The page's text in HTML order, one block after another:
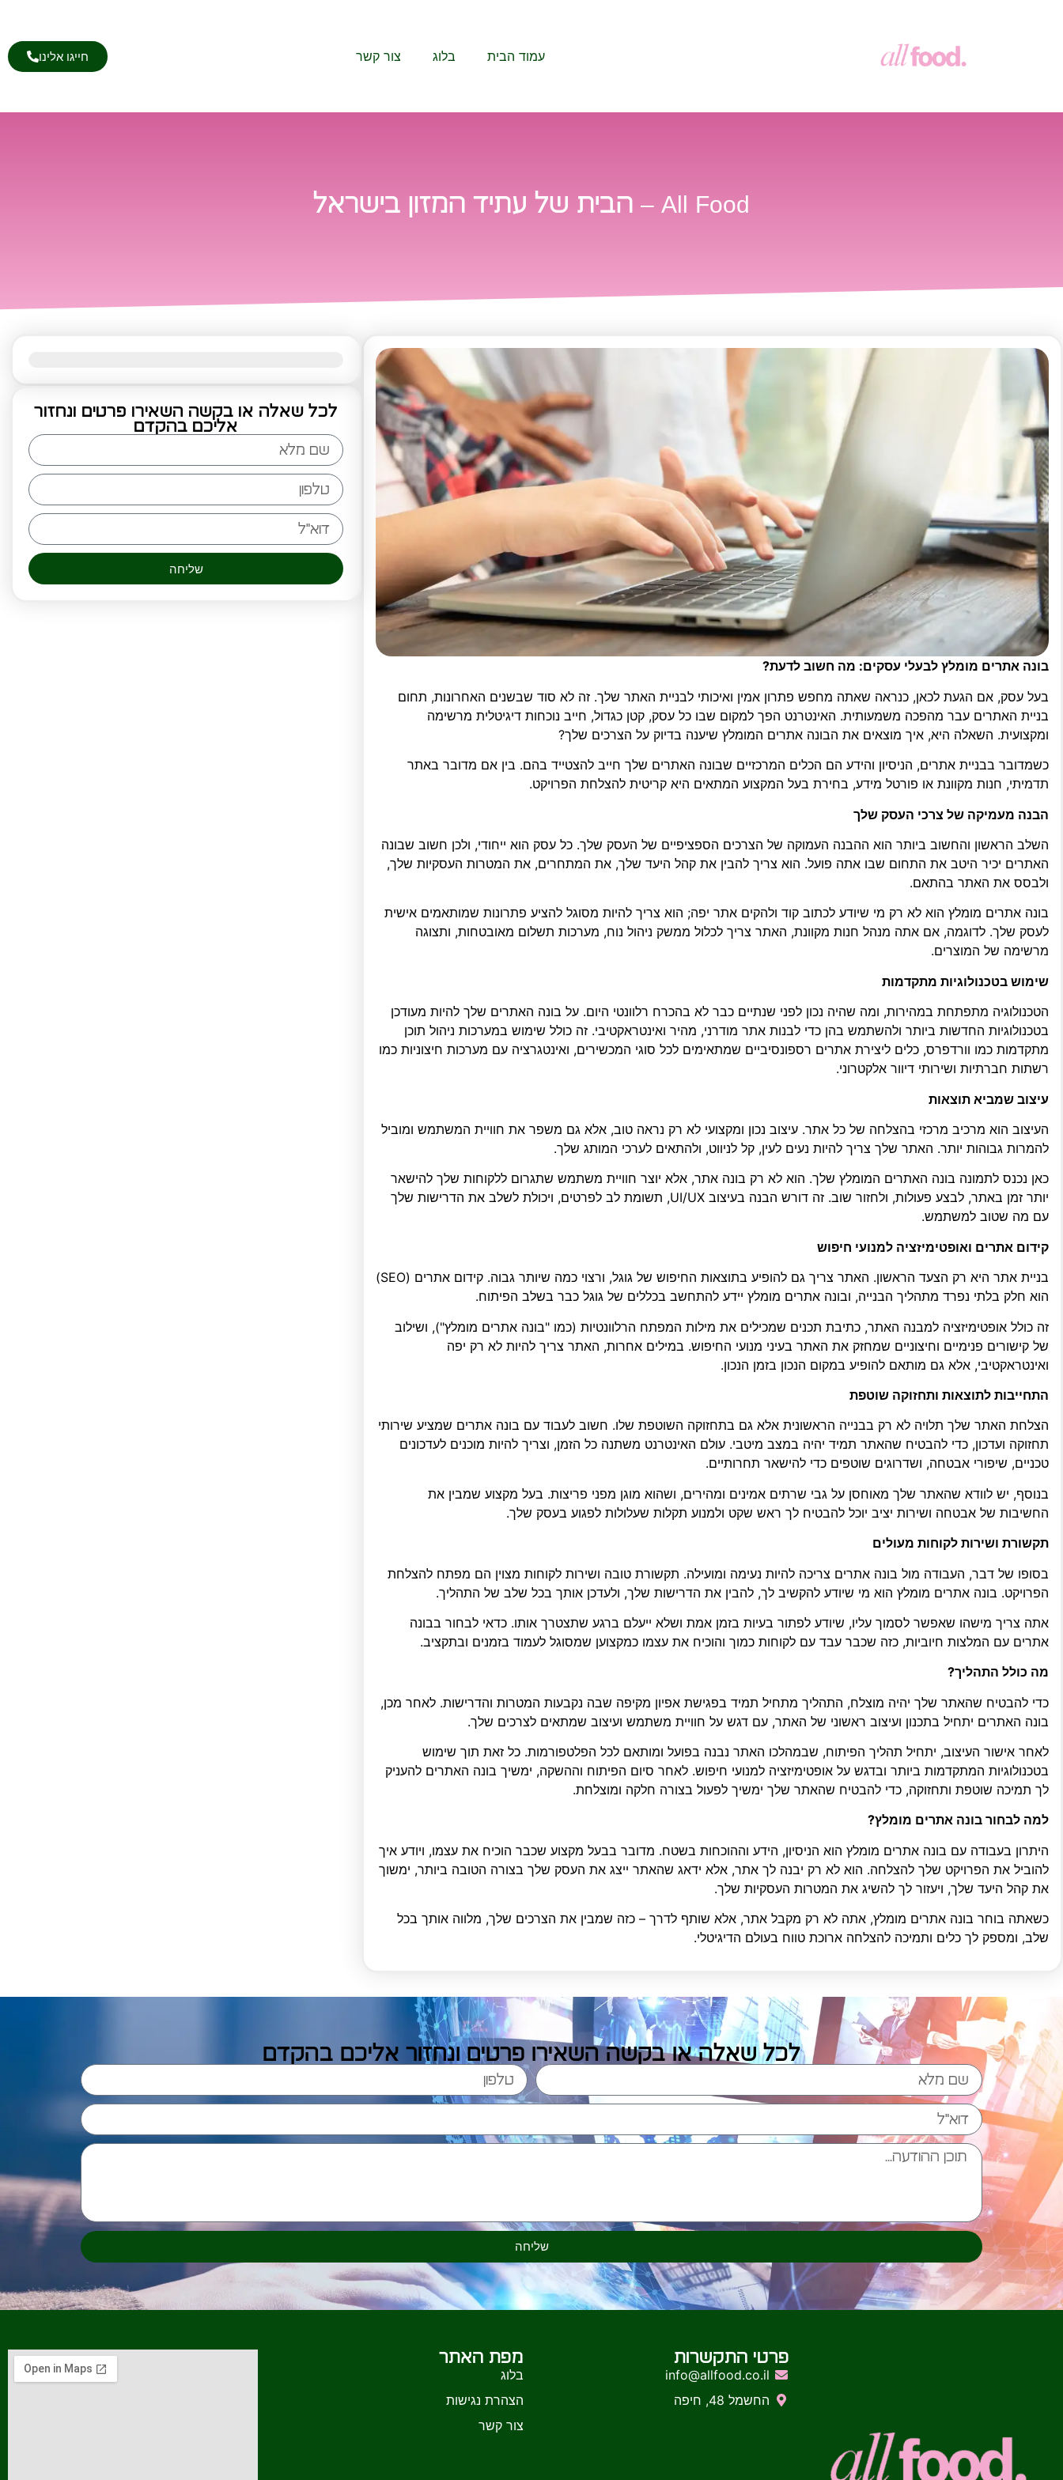
עמוד הבית בלוג צור קשר חייגו אלינו
All Food – הבית של עתיד המזון בישראל
בונה אתרים מומלץ לבעלי עסקים: מה חשוב לדעת?
בעל עסק, אם הגעת לכאן, כנראה שאתה מחפש פתרון אמין ואיכותי לבניית האתר שלך. זה לא סוד שבשנים האחרונות, תחום
בניית האתרים עבר מהפכה משמעותית. האינטרנט הפך למקום שבו כל עסק, קטן כגדול, חייב נוכחות דיגיטלית מרשימה
ומקצועית. השאלה היא, איך מוצאים את הבונה אתרים המומלץ שיענה בדיוק על הצרכים שלך?
כשמדובר בבניית אתרים, הניסיון והידע הם הכלים המרכזיים שבונה האתרים שלך חייב להצטייד בהם. בין אם מדובר באתר
תדמיתי, חנות מקוונת או פורטל מידע, בחירת בעל המקצוע המתאים היא קריטית להצלחת הפרויקט.
הבנה מעמיקה של צרכי העסק שלך
השלב הראשון והחשוב ביותר הוא ההבנה העמוקה של הצרכים הספציפיים של העסק שלך. כל עסק הוא ייחודי, ולכן חשוב שבונה
האתרים יכיר היטב את התחום שבו אתה פועל. הוא צריך להבין את קהל היעד שלך, את המתחרים, את המטרות העסקיות שלך,
ולבסס את האתר בהתאם.
בונה אתרים מומלץ הוא לא רק מי שיודע לכתוב קוד ולהקים אתר יפה; הוא צריך להיות מסוגל להציע פתרונות שמותאמים אישית
לעסק שלך. לדוגמה, אם אתה מנהל חנות מקוונת, האתר צריך לכלול ממשק ניהול נוח, מערכות תשלום מאובטחות, ותצוגה
מרשימה של המוצרים.
שימוש בטכנולוגיות מתקדמות
הטכנולוגיה מתפתחת במהירות, ומה שהיה נכון לפני שנתיים כבר לא בהכרח רלוונטי היום. על בונה האתרים שלך להיות מעודכן
בטכנולוגיות החדשות ביותר ולהשתמש בהן כדי לבנות אתר מודרני, מהיר ואינטראקטיבי. זה כולל שימוש במערכות ניהול תוכן
מתקדמות כמו וורדפרס, כלים ליצירת אתרים רספונסיביים שמתאימים לכל סוגי המכשירים, ואינטגרציה עם מערכות חיצוניות כמו
רשתות חברתיות ושירותי דיוור אלקטרוני.
עיצוב שמביא תוצאות
העיצוב הוא מרכיב מרכזי בהצלחה של כל אתר. עיצוב נכון ומקצועי לא רק נראה טוב, אלא גם משפר את חוויית המשתמש ומוביל
להמרות גבוהות יותר. האתר שלך צריך להיות נעים לעין, קל לניווט, ולהתאים לערכי המותג שלך.
כאן נכנס לתמונה בונה האתרים המומלץ שלך. הוא לא רק בונה אתר, אלא יוצר חוויית משתמש שתגרום ללקוחות שלך להישאר
יותר זמן באתר, לבצע פעולות, ולחזור שוב. זה דורש הבנה בעיצוב UI/UX, תשומת לב לפרטים, ויכולת לשלב את הדרישות שלך
עם מה שטוב למשתמש.
קידום אתרים ואופטימיזציה למנועי חיפוש
בניית אתר היא רק הצעד הראשון. האתר צריך גם להופיע בתוצאות החיפוש של גוגל, ורצוי כמה שיותר גבוה. קידום אתרים (SEO)
הוא חלק בלתי נפרד מתהליך הבנייה, ובונה אתרים מומלץ יידע להתחשב בכללים של גוגל כבר בשלב הפיתוח.
זה כולל אופטימיזציה למבנה האתר, כתיבת תכנים שמכילים את מילות המפתח הרלוונטיות (כמו "בונה אתרים מומלץ"), ושילוב
של קישורים פנימיים וחיצוניים שמחזק את האתר בעיני מנועי החיפוש. במילים אחרות, האתר צריך להיות לא רק יפה
ואינטראקטיבי, אלא גם מותאם להופיע במקום הנכון בזמן הנכון.
התחייבות לתוצאות ותחזוקה שוטפת
הצלחת האתר שלך תלויה לא רק בבנייה הראשונית אלא גם בתחזוקה השוטפת שלו. חשוב לעבוד עם בונה אתרים שמציע שירותי
תחזוקה ועדכון, כדי להבטיח שהאתר תמיד יהיה במצב מיטבי. עולם האינטרנט משתנה כל הזמן, וצריך להיות מוכנים לעדכונים
טכניים, שיפורי אבטחה, ושדרוגים שוטפים כדי להישאר תחרותיים.
בנוסף, יש לוודא שהאתר שלך מאוחסן על גבי שרתים אמינים ומהירים, ושהוא מוגן מפני פריצות. בעל מקצוע שמבין את
החשיבות של אבטחה ושירות יציב יוכל להבטיח לך ראש שקט ולמנוע תקלות שעלולות לפגוע בעסק שלך.
תקשורת ושירות לקוחות מעולים
בסופו של דבר, העבודה מול בונה אתרים צריכה להיות נעימה ומועילה. תקשורת טובה ושירות לקוחות מצוין הם מפתח להצלחת
הפרויקט. בונה אתרים מומלץ הוא מי שיודע להקשיב לך, להבין את הדרישות שלך, ולעדכן אותך בכל שלב של התהליך.
אתה צריך מישהו שאפשר לסמוך עליו, שיודע לפתור בעיות בזמן אמת ושלא ייעלם ברגע שתצטרך אותו. כדאי לבחור בבונה
אתרים עם המלצות חיוביות, כזה שכבר עבד עם לקוחות כמוך והוכיח את עצמו כמקצוען שמסוגל לעמוד בזמנים ובתקציב.
מה כולל התהליך?
כדי להבטיח שהאתר שלך יהיה מוצלח, התהליך מתחיל תמיד בפגישת אפיון מקיפה שבה נקבעות המטרות והדרישות. לאחר מכן,
בונה האתרים יתחיל בתכנון ועיצוב ראשוני של האתר, עם דגש על חוויית משתמש ועיצוב שמתאים לצרכים שלך.
לאחר אישור העיצוב, יתחיל תהליך הפיתוח, שבמהלכו האתר נבנה בפועל ומותאם לכל הפלטפורמות. כל זאת תוך שימוש
בטכנולוגיות המתקדמות ביותר ובדגש על אופטימיזציה למנועי חיפוש. לאחר סיום הפיתוח וההשקה, ימשיך בונה האתרים להעניק
לך תמיכה שוטפת ותחזוקה, כדי להבטיח שהאתר שלך ימשיך לפעול בצורה חלקה ומוצלחת.
למה לבחור בונה אתרים מומלץ?
היתרון בעבודה עם בונה אתרים מומלץ הוא הניסיון, הידע וההוכחות בשטח. מדובר בבעל מקצוע שכבר הוכיח את עצמו, ויודע איך
להוביל את הפרויקט שלך להצלחה. הוא לא רק יבנה לך אתר, אלא ידאג שהאתר ייצג את העסק שלך בצורה הטובה ביותר, ימשוך
את קהל היעד שלך, ויעזור לך להשיג את המטרות העסקיות שלך.
כשאתה בוחר בונה אתרים מומלץ, אתה לא רק מקבל אתר, אלא שותף לדרך – כזה שמבין את הצרכים שלך, מלווה אותך בכל
שלב, ומספק לך כלים ותמיכה להצלחה ארוכת טווח בעולם הדיגיטלי.
לכל שאלה או בקשה השאירו פרטים ונחזור
אליכם בהקדם
שליחה
לכל שאלה או בקשה השאירו פרטים ונחזור אליכם בהקדם
שליחה
פרטי התקשרות
info@allfood.co.il
החשמל 48, חיפה
מפת האתר
בלוג
הצהרת נגישות
צור קשר